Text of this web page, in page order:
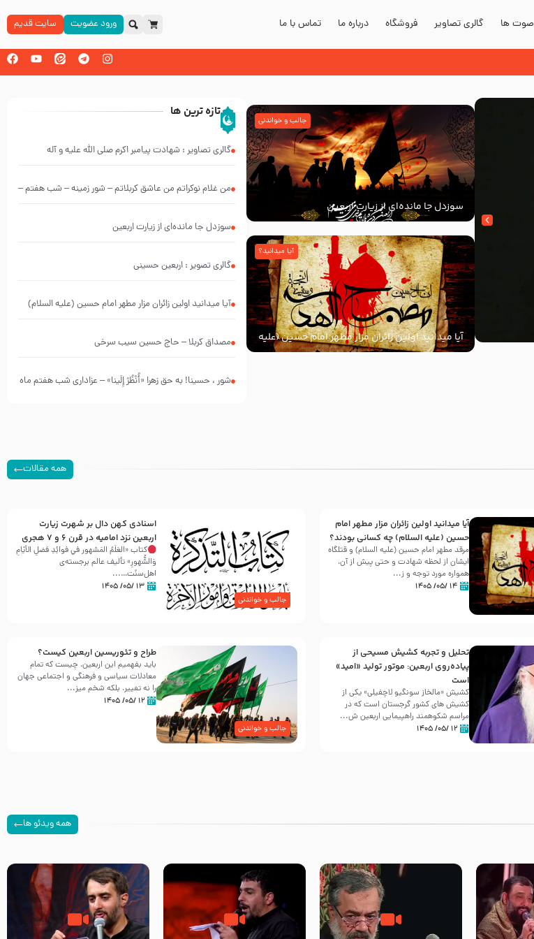
صوت ها گالری تصاویر فروشگاه درباره ما تماس با ما ورود عضویت سایت قدیم
سوزدل جا مانده‌ای از زیارت اربعین
جالب و خواندنی
آیا میدانید اولین زائران مزار مطهر امام حسین (علیه
السلام) چه کسانی بودند؟
آیا میدانید؟
تازه ترین ها
گالری تصاویر : شهادت پیامبر اکرم صلی الله علیه و آله
من غلام نوکراتم من عاشق کربلاتم – شور زمینه – شب هفتم –
سوزدل جا مانده‌ای از زیارت اربعین
گالری تصویر : اربعین حسینی
آیا میدانید اولین زائران مزار مطهر امام حسین (علیه السلام)
مصداق کربلا – حاج حسین سیب سرخی
شور ، حسینا! به‌ حق زهرا «أُنْظُرْ إِلَینا» – عزاداری شب هفتم ماه
همه مقالات
آیا میدانید اولین زائران مزار مطهر امام
حسین (علیه السلام) چه کسانی بودند؟
مرقد مطهر امام حسین (علیه السلام) و قتلگاه
ایشان از لحظه شهادت و حتی پیش از آن،
همواره مورد توجه و ز...
۱۴ /۰۵/ ۱۴۰۵
جالب و خواندنی
اسنادی کهن دال بر شهرت زیارت
اربعین نزد امامیه در قرن ۶ و ۷ هجری
کتاب «العَلَمُ المَشهور في فَوائِدِ فَضلِ الأيّامِ
وَالشُّهورِ» تألیف عالم برجسته‌ی
اهل‌سنّت…...
۱۳ /۰۵/ ۱۴۰۵
تحلیل و تجربه کشیش مسیحی از
پیاده‌روی اربعین: موتور تولید «امید»
است
کشیش «مالخاز سونگیو لاچفیلی» یکی از
کشیش های کشور گرجستان است که در
مراسم شکوهمند راهپیمایی اربعین ش...
۱۲ /۰۵/ ۱۴۰۵ جالب و خواندنی
طراح و تئوریسین اربعین کیست؟
باید بفهمیم این اربعین، چیست که تمام
معادلات سیاسی و فرهنگی و اجتماعی جهان
را نه تغییر، بلکه شخم میز...
۱۲ /۰۵/ ۱۴۰۵
همه ویدئو ها